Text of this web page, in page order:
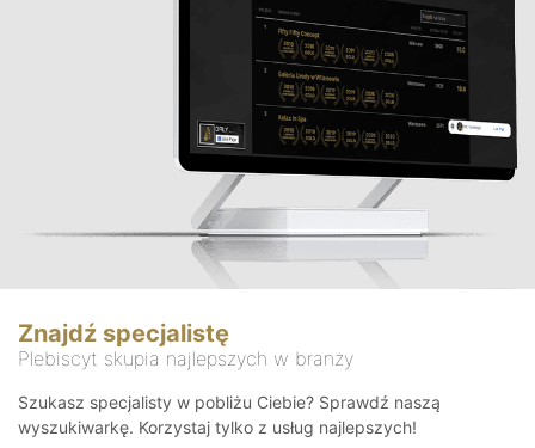
Znajdź specjalistę
Plebiscyt skupia najlepszych w branży
Szukasz specjalisty w pobliżu Ciebie? Sprawdź naszą
wyszukiwarkę. Korzystaj tylko z usług najlepszych!